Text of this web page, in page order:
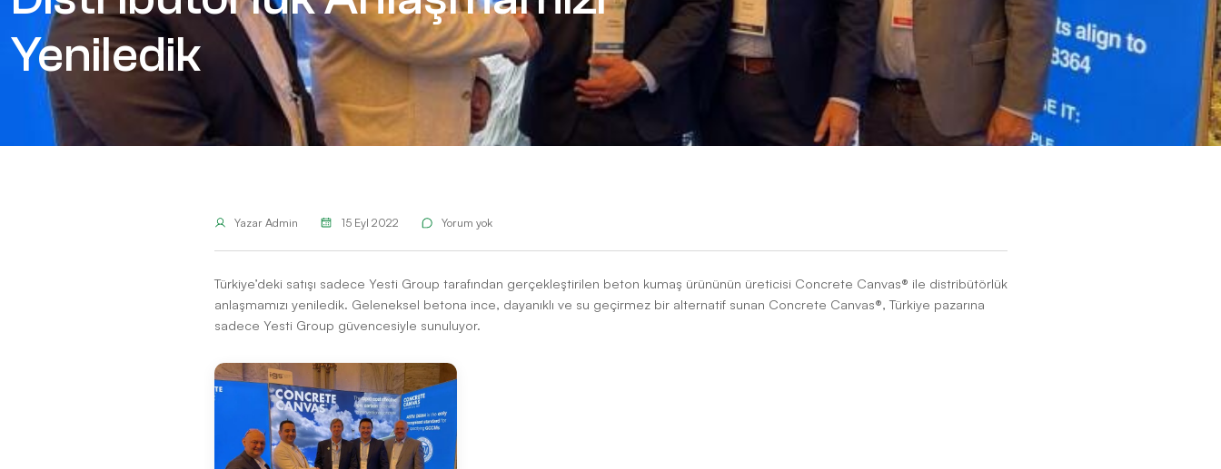
Distribütörlük Anlaşmamızı
Yeniledik
YazarAdmin 15 Eyl 2022 Yorum yok
Türkiye’deki satışı sadece Yesti Group tarafından gerçekleştirilen beton kumaş ürününün üreticisi Concrete Canvas® ile distribütörlük
anlaşmamızı yeniledik. Geleneksel betona ince, dayanıklı ve su geçirmez bir alternatif sunan Concrete Canvas®, Türkiye pazarına
sadece Yesti Group güvencesiyle sunuluyor.